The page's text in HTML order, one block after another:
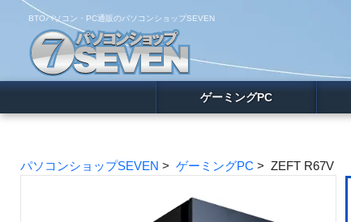
BTOパソコン・PC通販のパソコンショップSEVEN
ゲーミングPC
パソコンショップSEVEN > ゲーミングPC > ZEFT R67V